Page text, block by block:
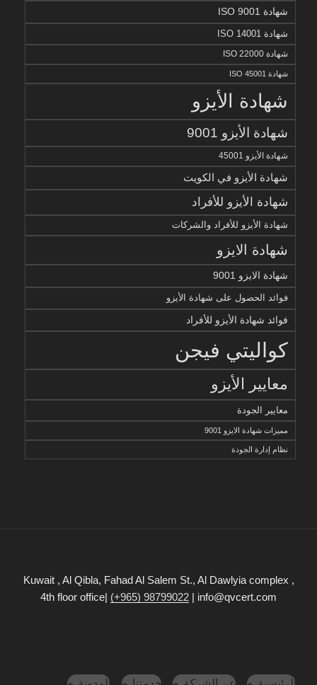
شهادة ISO 9001
شهادة ISO 14001
شهادة ISO 22000
شهادة ISO 45001
شهادة الأيزو
شهادة الأيزو 9001
شهادة الأيزو 45001
شهادة الأيزو في الكويت
شهادة الأيزو للأفراد
شهادة الأيزو للأفراد والشركات
شهادة الايزو
شهادة الايزو 9001
فوائد الحصول على شهادة الأيزو
فوائد شهادة الأيزو للأفراد
كواليتي فيجن
معايير الأيزو
معايير الجودة
مميزات شهادة الايزو 9001
نظام إدارة الجودة
Kuwait , Al Qibla, Fahad Al Salem St., Al Dawlyia complex ,
4th floor office| (+965) 98799022 | info@qvcert.com